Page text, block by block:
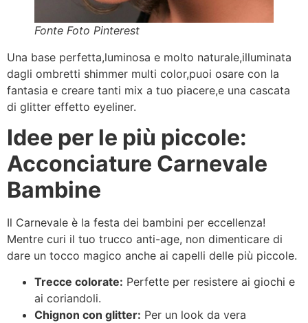
Fonte Foto Pinterest
Una base perfetta,luminosa e molto naturale,illuminata
dagli ombretti shimmer multi color,puoi osare con la
fantasia e creare tanti mix a tuo piacere,e una cascata
di glitter effetto eyeliner.
Idee per le più piccole:
Acconciature Carnevale
Bambine
Il Carnevale è la festa dei bambini per eccellenza!
Mentre curi il tuo trucco anti-age, non dimenticare di
dare un tocco magico anche ai capelli delle più piccole.
Trecce colorate: Perfette per resistere ai giochi e
ai coriandoli.
Chignon con glitter: Per un look da vera